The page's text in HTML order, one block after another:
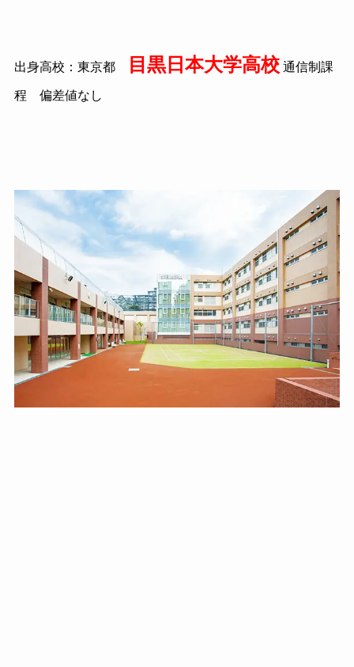
出身高校：東京都 目黒日本大学高校通信制課
程 偏差値なし